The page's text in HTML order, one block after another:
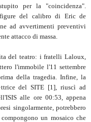
per la "coincidenza".
figure del calibro di Eric de
ad avvertimenti preventivi
attacco di massa.
del teatro: i fratelli Laloux,
l'immobile l'11 settembre
della tragedia. Infine, la
del SITE [1], riuscì ad
alle ore 00:53, appena
singolarmente, potrebbero
un mosaico che